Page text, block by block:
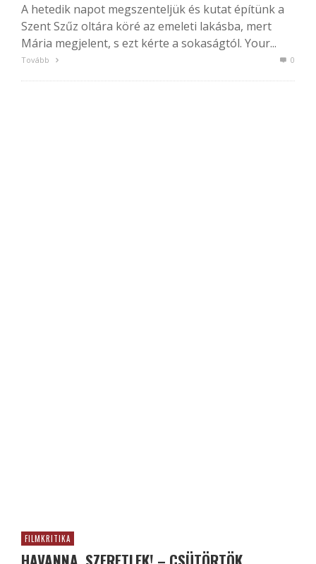
A hetedik napot megszenteljük és kutat építünk a
Szent Szűz oltára köré az emeleti lakásba, mert
Mária megjelent, s ezt kérte a sokaságtól. Your...
Tovább 0
FILMKRITIKA